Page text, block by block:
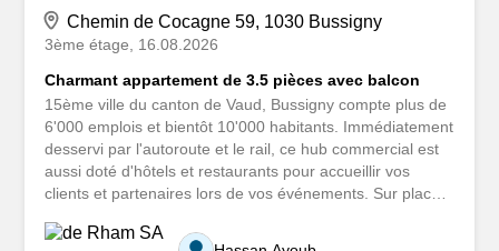
Chemin de Cocagne 59, 1030 Bussigny
3ème étage
16.08.2026
Charmant appartement de 3.5 pièces avec balcon
15ème ville du canton de Vaud, Bussigny compte plus de
6'000 emplois et bientôt 10'000 habitants. Immédiatement
desservi par l'autoroute et le rail, ce hub commercial est
aussi doté d'hôtels et restaurants pour accueillir vos
clients et partenaires lors de vos événements. Sur place,
votre implantation et à développer un climat favorable aux